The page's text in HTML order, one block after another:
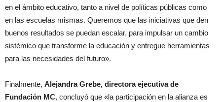
en el ámbito educativo, tanto a nivel de políticas públicas como
en las escuelas mismas. Queremos que las iniciativas que den
buenos resultados se puedan escalar, para impulsar un cambio
sistémico que transforme la educación y entregue herramientas
para las necesidades del futuro».
Finalmente, Alejandra Grebe, directora ejecutiva de
Fundación MC, concluyó que «la participación en la alianza es